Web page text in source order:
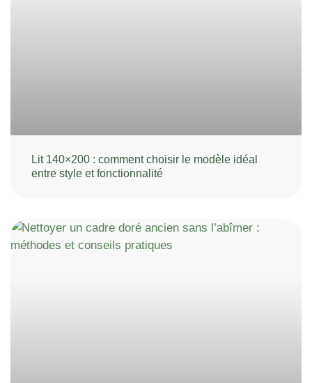
Lit 140×200 : comment choisir le modèle idéal
entre style et fonctionnalité